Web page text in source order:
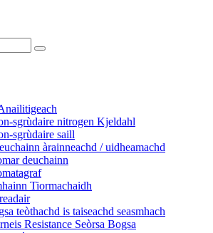
sgrùdaire nitrogen Kjeldahl
sgrùdaire saill
àrainneachd / uidheamachd
deuchainn
Tiormachaidh
teòthachd is taiseachd seasmhach
Resistance Seòrsa Bogsa